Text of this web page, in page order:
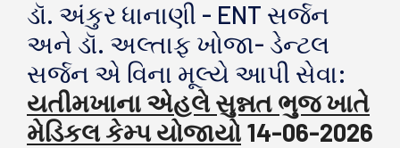
ડૉ. અંકુર ધાનાણી - ENT સર્જન
અને ડૉ. અલ્તાફ ખોજા- ડેન્ટલ
સર્જન એ વિના મૂલ્યે આપી સેવા:
યતીમખાના એહલે સુન્નત ભુજ ખાતે
મેડિકલ કેમ્પ યોજાયો 14-06-2026